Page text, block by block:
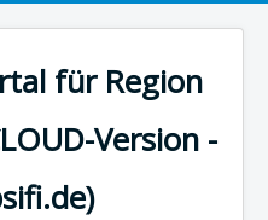
für Region
Version -